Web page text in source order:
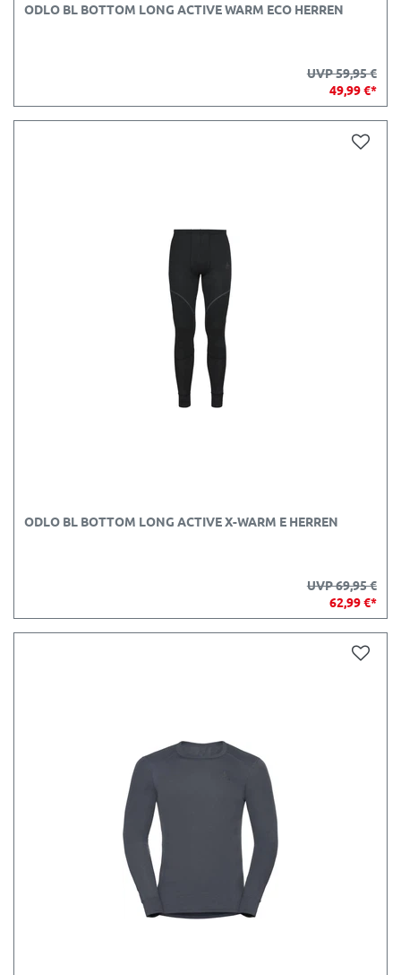
ODLO BL BOTTOM LONG ACTIVE WARM ECO HERREN
UVP 59,95 €
49,99 €*
ODLO BL BOTTOM LONG ACTIVE X-WARM E HERREN
UVP 69,95 €
62,99 €*